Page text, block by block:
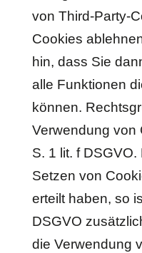
von Third-Party-
Cookies
hin, dass Sie
alle Funktionen
können.
Verwendung von
S. 1 lit. f
Setzen von
erteilt haben, so
DSGVO
die Verwendung